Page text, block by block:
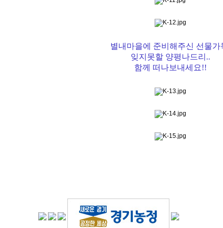
별내마을에 준비해주신 선물가
잊지못할 양평나드리..
함께 떠나보내세요!!